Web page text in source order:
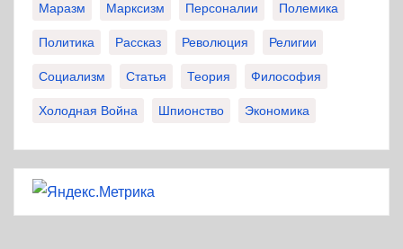
Маразм Марксизм Персоналии Полемика
Политика Рассказ Революция Религии
Социализм Статья Теория Философия
Холодная Война Шпионство Экономика